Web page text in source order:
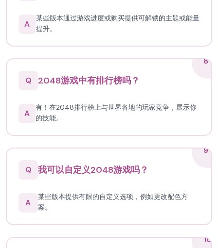
A
某些版本通过游戏进度或购买提供可解锁的主题或能量
提升。
8
Q
2048游戏中有排行榜吗？
A
有！在2048排行榜上与世界各地的玩家竞争，展示你
的技能。
9
Q
我可以自定义2048游戏吗？
A
某些版本提供有限的自定义选项，例如更改配色方
案。
10